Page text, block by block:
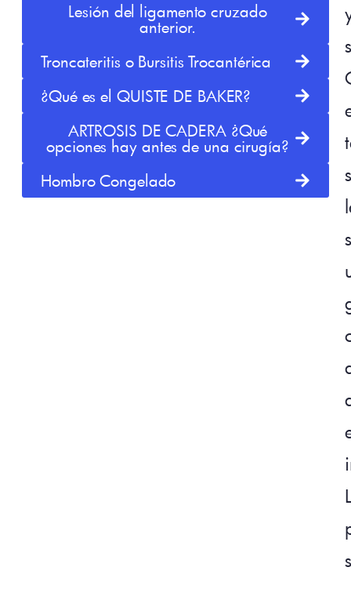
Lesión del ligamento cruzado
anterior.
Troncateritis o Bursitis Trocantérica
¿Qué es el QUISTE DE BAKER?
ARTROSIS DE CADERA ¿Qué
opciones hay antes de una cirugía?
Hombro Congelado